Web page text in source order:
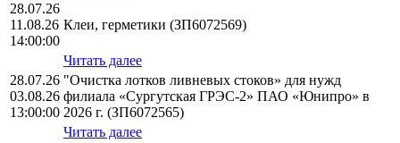
28.07.26
11.08.26
14:00:00
Клеи, герметики (ЗП6072569)
Читать далее
28.07.26
03.08.26
13:00:00
"Очистка лотков ливневых стоков» для нужд
филиала «Сургутская ГРЭС-2» ПАО «Юнипро» в
2026 г. (ЗП6072565)
Читать далее